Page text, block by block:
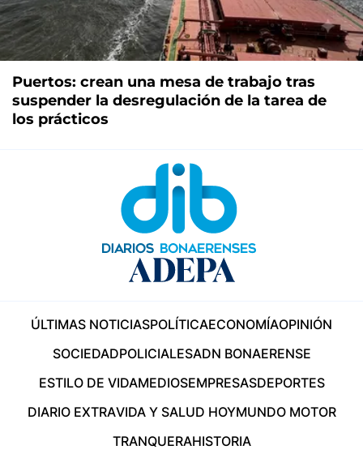
Puertos: crean una mesa de trabajo tras
suspender la desregulación de la tarea de
los prácticos
ÚLTIMAS NOTICIASPOLÍTICAECONOMÍAOPINIÓN
SOCIEDADPOLICIALESADN BONAERENSE
ESTILO DE VIDAMEDIOSEMPRESASDEPORTES
DIARIO EXTRAVIDA Y SALUD HOYMUNDO MOTOR
TRANQUERAHISTORIA